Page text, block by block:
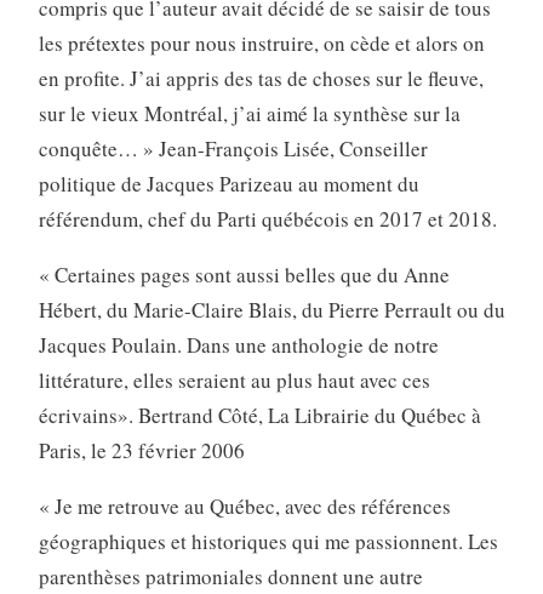
compris que l’auteur avait décidé de se saisir de tous
les prétextes pour nous instruire, on cède et alors on
en profite. J’ai appris des tas de choses sur le fleuve,
sur le vieux Montréal, j’ai aimé la synthèse sur la
conquête… » Jean-François Lisée, Conseiller
politique de Jacques Parizeau au moment du
référendum, chef du Parti québécois en 2017 et 2018.
« Certaines pages sont aussi belles que du Anne
Hébert, du Marie-Claire Blais, du Pierre Perrault ou du
Jacques Poulain. Dans une anthologie de notre
littérature, elles seraient au plus haut avec ces
écrivains». Bertrand Côté, La Librairie du Québec à
Paris, le 23 février 2006
« Je me retrouve au Québec, avec des références
géographiques et historiques qui me passionnent. Les
parenthèses patrimoniales donnent une autre